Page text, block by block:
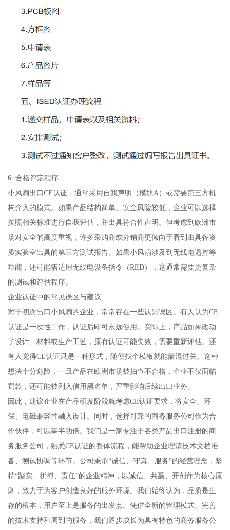
6. 合格评定程序
小风扇出口CE认证，通常采用自我声明（模块A）或需要第三方机
构介入的模式。如果产品结构简单、安全风险较低，企业可以选择
按照相关标准进行自我评估，并出具符合性声明。但考虑到欧洲市
场对安全的高度重视，许多采购商或分销商更倾向于看到由具备资
质实验室出具的第三方测试报告。如果小风扇涉及到无线电遥控等
功能，还可能需适用无线电设备指令（RED），这通常需要更复杂
的测试和评估程序。
企业认证中的常见误区与建议
对于初次出口小风扇的企业，常常存在一些认知误区。有人认为CE
认证是一次性工作，认证后即可永远使用。实际上，产品如果改动
了设计、材料或生产工艺，原有认证可能失效，需要重新评估。还
有人觉得CE认证只是一种形式，随便找个模板就能蒙混过关。这种
想法十分危险，一旦产品在欧洲市场被抽查不合格，企业不仅面临
罚款，还可能被列入信用黑名单，严重影响后续出口业务。
因此，建议企业在产品研发阶段就考虑CE认证要求，将安全、环
保、电磁兼容性融入设计。同时，选择可靠的商务服务公司作为合
作伙伴，可以事半功倍。我们是一家专注于各类产品出口注册的商
务服务公司，熟悉CE认证的整体流程，能帮助企业理清技术文档准
备、测试协调等环节。公司秉承“诚信、守真、服务”的经营理念，坚
持“踏实、拼搏、责任”的企业精神，以诚信、共赢、开创作为核心原
则，致力于为客户创造良好的服务环境。我们始终认为，品质是生
存的根本，用户至上是服务的出发点。凭借全新的管理模式、完善
的技术支持和周到的服务，我们逐步成长为具有特色的商务服务公